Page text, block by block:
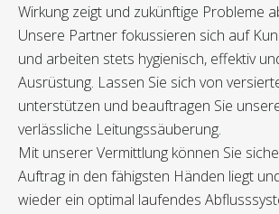
Wirkung zeigt und zukünftige Probleme
Unsere Partner fokussieren sich auf
und arbeiten stets hygienisch, effektiv
Ausrüstung. Lassen Sie sich von
unterstützen und beauftragen Sie
verlässliche Leitungssäuberung.
Mit unserer Vermittlung können Sie
Auftrag in den fähigsten Händen liegt
wieder ein optimal laufendes